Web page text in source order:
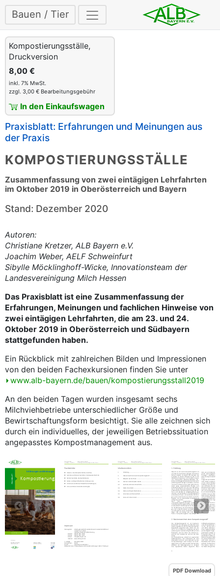
Bauen / Tier
Kompostierungsställe,
Druckversion
8,00 €
inkl. 7% MwSt.
zzgl. 3,00 € Bearbeitungsgebühr
In den Einkaufswagen
Praxisblatt: Erfahrungen und Meinungen aus
der Praxis
KOMPOSTIERUNGSSTÄLLE
Zusammenfassung von zwei eintägigen Lehrfahrten
im Oktober 2019 in Oberösterreich und Bayern
Stand: Dezember 2020
Autoren:
Christiane Kretzer, ALB Bayern e.V.
Joachim Weber, AELF Schweinfurt
Sibylle Möcklinghoff-Wicke, Innovationsteam der
Landesvereinigung Milch Hessen
Das Praxisblatt ist eine Zusammenfassung der
Erfahrungen, Meinungen und fachlichen Hinweise von
zwei eintägigen Lehrfahrten, die am 23. und 24.
Oktober 2019 in Oberösterreich und Südbayern
stattgefunden haben.
Ein Rückblick mit zahlreichen Bilden und Impressionen
von den beiden Fachexkursionen finden Sie unter
www.alb-bayern.de/bauen/kompostierungsstall2019
An den beiden Tagen wurden insgesamt sechs
Milchviehbetriebe unterschiedlicher Größe und
Bewirtschaftungsform besichtigt. Sie alle zeichnen sich
durch ein individuelles, der jeweiligen Betriebssituation
angepasstes Kompostmanagement aus.
PDF Download